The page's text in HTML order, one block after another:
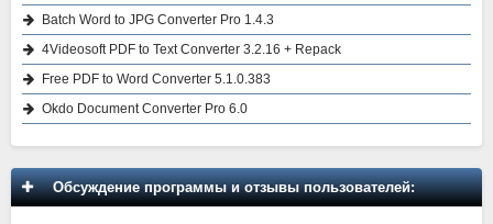
Batch Word to JPG Converter Pro 1.4.3
4Videosoft PDF to Text Converter 3.2.16 + Repack
Free PDF to Word Converter 5.1.0.383
Okdo Document Converter Pro 6.0
Обсуждение программы и отзывы пользователей: